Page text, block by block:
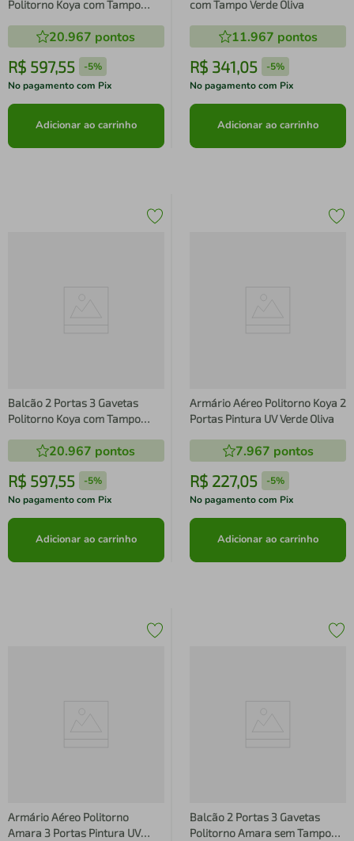
Politorno Koya com Tampo
20.967 pontos
R$ 597,55 -5%
No pagamento com Pix
Adicionar ao carrinho
com Tampo Verde Oliva
11.967 pontos
R$ 341,05 -5%
No pagamento com Pix
Adicionar ao carrinho
Balcão 2 Portas 3 Gavetas
Politorno Koya com Tampo
20.967 pontos
R$ 597,55 -5%
No pagamento com Pix
Adicionar ao carrinho
Armário Aéreo Politorno Koya 2
Portas Pintura UV Verde Oliva
7.967 pontos
R$ 227,05 -5%
No pagamento com Pix
Adicionar ao carrinho
Armário Aéreo Politorno
Amara 3 Portas Pintura UV
Balcão 2 Portas 3 Gavetas
Politorno Amara sem Tampo